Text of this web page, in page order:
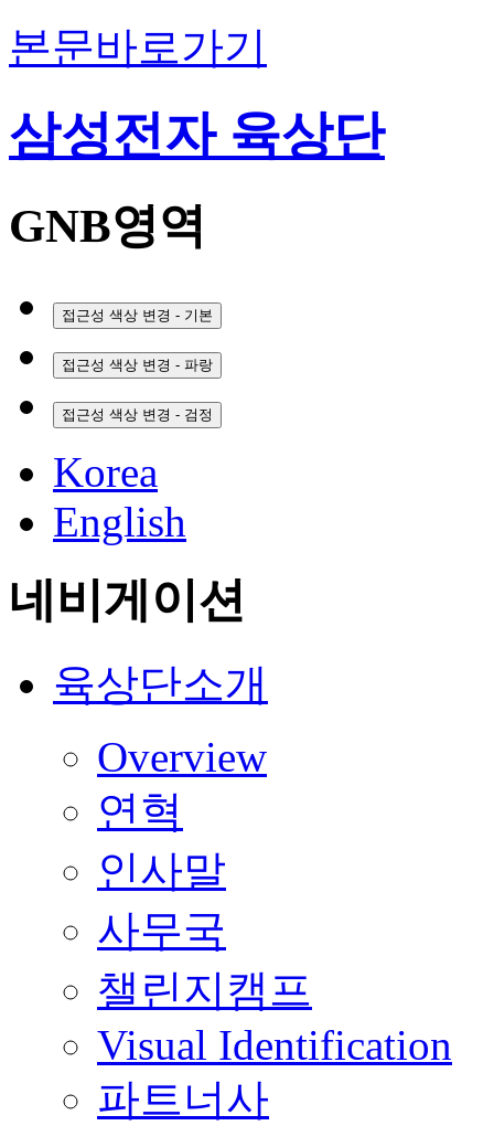
본문바로가기
삼성전자 육상단
GNB영역
접근성 색상 변경 - 기본
접근성 색상 변경 - 파랑
접근성 색상 변경 - 검정
Korea
English
네비게이션
육상단소개
Overview
연혁
인사말
사무국
챌린지캠프
Visual Identification
파트너사